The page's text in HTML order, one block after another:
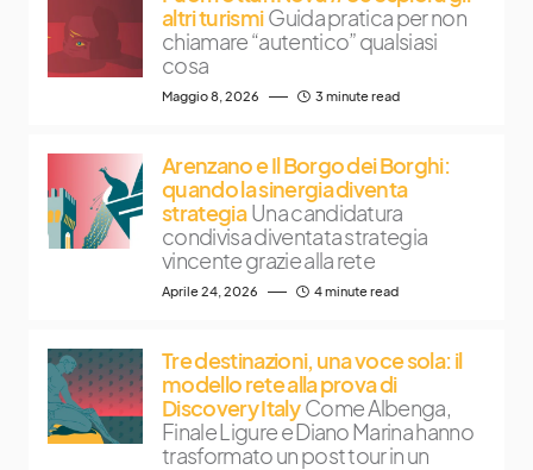
altri turismi Guida pratica per non
chiamare “autentico” qualsiasi
cosa
Maggio 8, 2026 3 minute read
Arenzano e Il Borgo dei Borghi:
quando la sinergia diventa
strategia Una candidatura
condivisa diventata strategia
vincente grazie alla rete
Aprile 24, 2026 4 minute read
Tre destinazioni, una voce sola: il
modello rete alla prova di
Discovery Italy Come Albenga,
Finale Ligure e Diano Marina hanno
trasformato un post tour in un